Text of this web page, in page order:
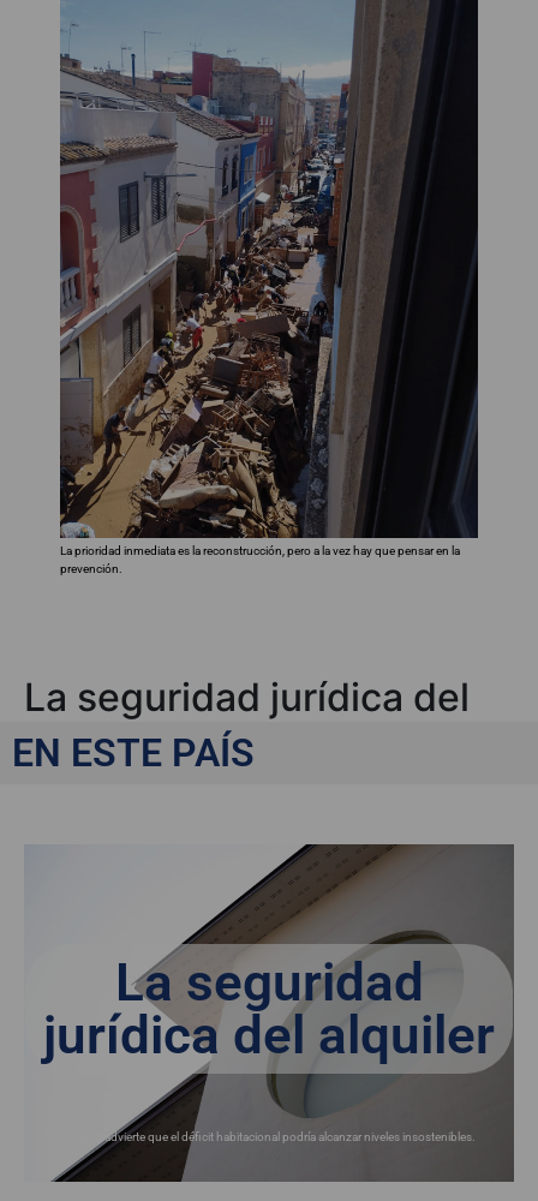
La prioridad inmediata es la reconstrucción, pero a la vez hay que pensar en la
prevención.
La seguridad jurídica del
alquiler
EN ESTE PAÍS
La seguridad
jurídica del alquiler
España advierte que el déficit habitacional podría alcanzar niveles insostenibles.